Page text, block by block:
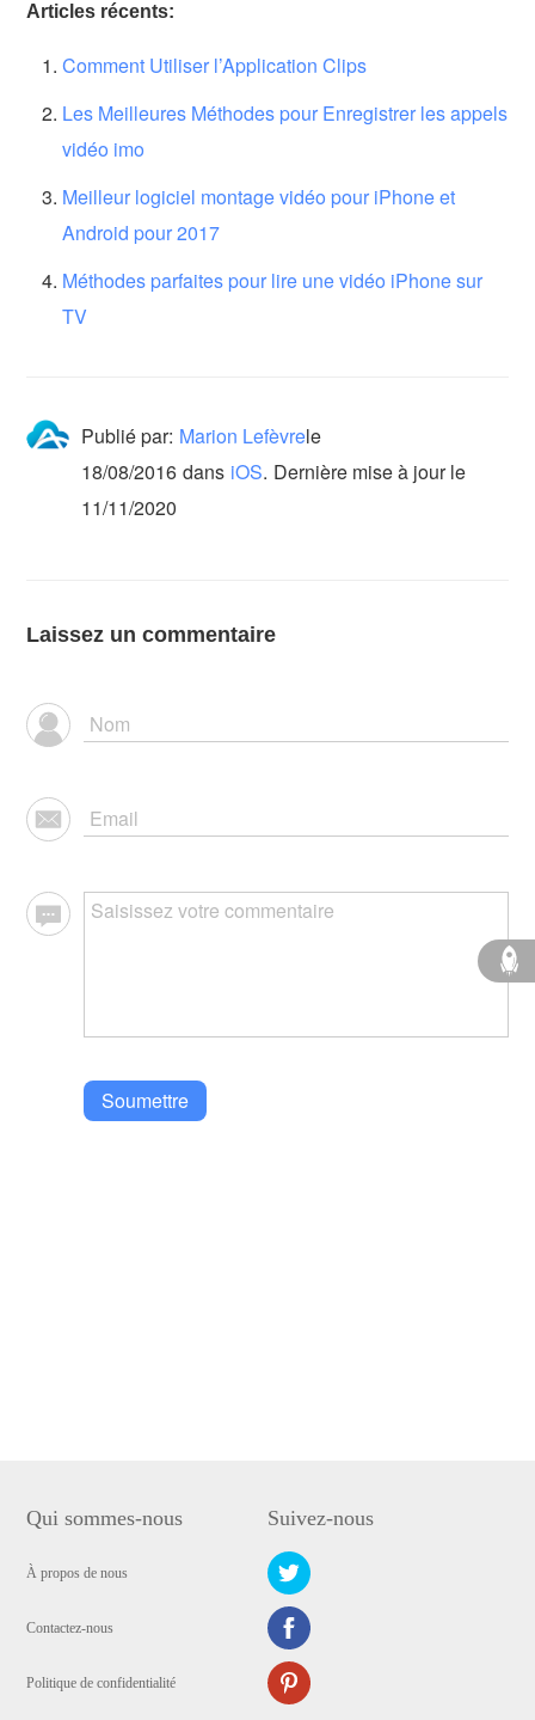
Articles récents:
Comment Utiliser l’Application Clips
Les Meilleures Méthodes pour Enregistrer les appels
vidéo imo
Meilleur logiciel montage vidéo pour iPhone et
Android pour 2017
Méthodes parfaites pour lire une vidéo iPhone sur
TV
Publié par: Marion Lefèvrele
18/08/2016 dans iOS. Dernière mise à jour le
11/11/2020
Laissez un commentaire
Soumettre
Qui sommes-nous
À propos de nous
Contactez-nous
Politique de confidentialité
Suivez-nous